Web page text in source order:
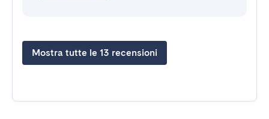
Mostra tutte le 13 recensioni